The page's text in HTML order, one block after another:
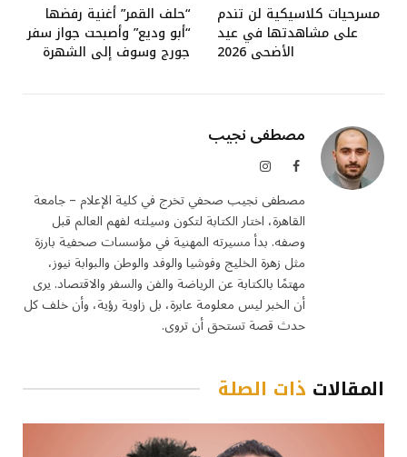
مسرحيات كلاسيكية لن تندم
على مشاهدتها في عيد
الأضحى 2026
“حلف القمر” أغنية رفضها
“أبو وديع” وأصبحت جواز سفر
جورج وسوف إلى الشهرة
مصطفى نجيب
فيسبوكالانستغرام
مصطفى نجيب صحفي تخرج في كلية الإعلام – جامعة
القاهرة، اختار الكتابة لتكون وسيلته لفهم العالم قبل
وصفه. بدأ مسيرته المهنية في مؤسسات صحفية بارزة
مثل زهرة الخليج وفوشيا والوفد والوطن والبوابة نيوز،
مهتمًا بالكتابة عن الرياضة والفن والسفر والاقتصاد. يرى
أن الخبر ليس معلومة عابرة، بل زاوية رؤية، وأن خلف كل
حدث قصة تستحق أن تروى.
المقالات ذات الصلة